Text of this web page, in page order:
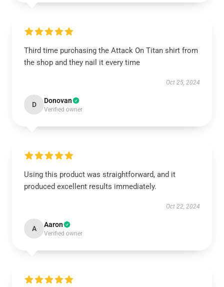
Third time purchasing the Attack On Titan shirt from
the shop and they nail it every time
Oct 25, 2024
D Donovan
Verified owner
Using this product was straightforward, and it
produced excellent results immediately.
Oct 22, 2024
A Aaron
Verified owner